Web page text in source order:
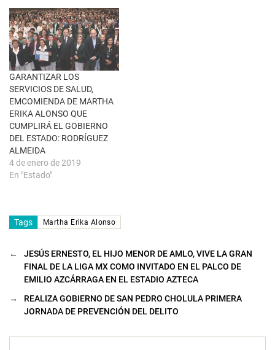
v
e
n
t
a
n
u
e
v
a
GARANTIZAR LOS
SERVICIOS DE SALUD,
EMCOMIENDA DE MARTHA
ERIKA ALONSO QUE
CUMPLIRÁ EL GOBIERNO
DEL ESTADO: RODRÍGUEZ
ALMEIDA
4 de enero de 2019
En "Estado"
Tags Martha Erika Alonso
←
JESÚS ERNESTO, EL HIJO MENOR DE AMLO, VIVE LA GRAN
FINAL DE LA LIGA MX COMO INVITADO EN EL PALCO DE
EMILIO AZCÁRRAGA EN EL ESTADIO AZTECA
→
REALIZA GOBIERNO DE SAN PEDRO CHOLULA PRIMERA
JORNADA DE PREVENCIÓN DEL DELITO